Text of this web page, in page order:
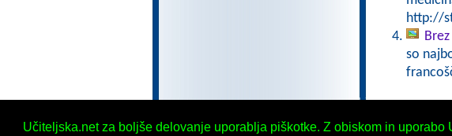
Učiteljska.net za boljše delovanje uporablja piškotke. Z obiskom in
http://
so